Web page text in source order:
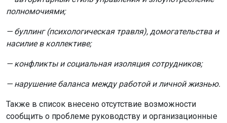
полномочиями;
— буллинг (психологическая травля), домогательства и
насилие в коллективе;
— конфликты и социальная изоляция сотрудников;
— нарушение баланса между работой и личной жизнью.
Также в список внесено отсутствие возможности
сообщить о проблеме руководству и организационные